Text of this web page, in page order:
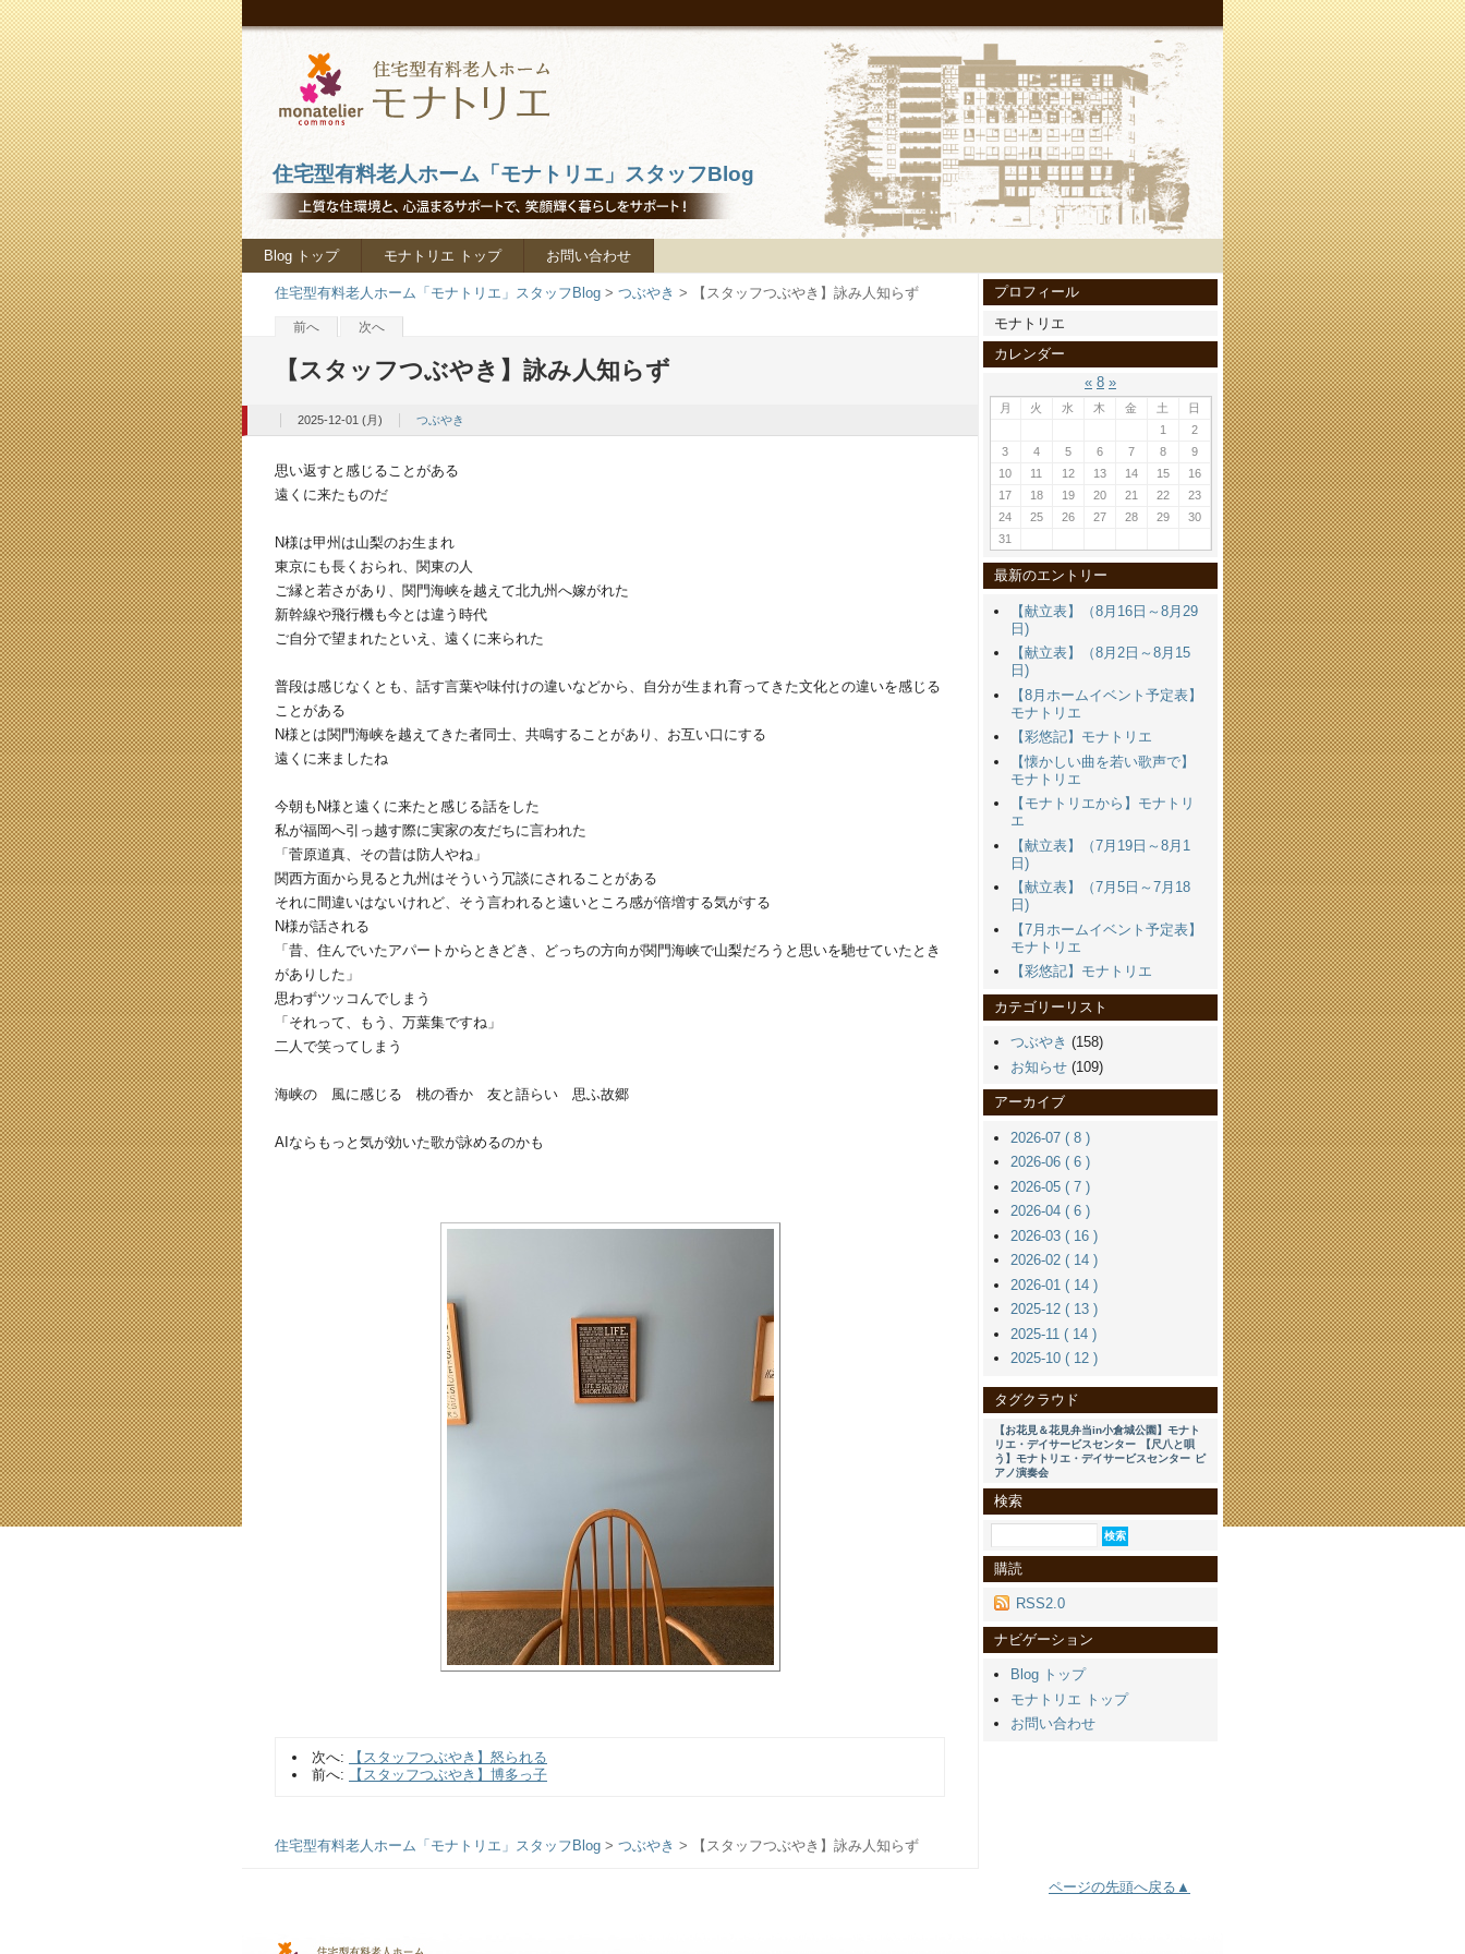
住宅型有料老人ホーム「モナトリエ」スタッフBlog
Blog トップ モナトリエ トップ お問い合わせ
住宅型有料老人ホーム「モナトリエ」スタッフBlog > つぶやき > 【スタッフつぶやき】詠み人知らず
前へ 次へ
【スタッフつぶやき】詠み人知らず
2025-12-01 (月) つぶやき
思い返すと感じることがある
遠くに来たものだ
N様は甲州は山梨のお生まれ
東京にも長くおられ、関東の人
ご縁と若さがあり、関門海峡を越えて北九州へ嫁がれた
新幹線や飛行機も今とは違う時代
ご自分で望まれたといえ、遠くに来られた
普段は感じなくとも、話す言葉や味付けの違いなどから、自分が生まれ育ってきた文化との違いを感じる
ことがある
N様とは関門海峡を越えてきた者同士、共鳴することがあり、お互い口にする
遠くに来ましたね
今朝もN様と遠くに来たと感じる話をした
私が福岡へ引っ越す際に実家の友だちに言われた
「菅原道真、その昔は防人やね」
関西方面から見ると九州はそういう冗談にされることがある
それに間違いはないけれど、そう言われると遠いところ感が倍増する気がする
N様が話される
「昔、住んでいたアパートからときどき、どっちの方向が関門海峡で山梨だろうと思いを馳せていたとき
がありした」
思わずツッコんでしまう
「それって、もう、万葉集ですね」
二人で笑ってしまう
海峡の 風に感じる 桃の香か 友と語らい 思ふ故郷
AIならもっと気が効いた歌が詠めるのかも
次へ:
【スタッフつぶやき】怒られる
前へ:
【スタッフつぶやき】博多っ子
住宅型有料老人ホーム「モナトリエ」スタッフBlog > つぶやき > 【スタッフつぶやき】詠み人知らず
プロフィール
モナトリエ
カレンダー
« 8 »
月 火 水 木 金 土
日
1
2
3
4 5 6 7 8
9
10
11 12 13 14 15
16
17
18 19 20 21 22
23
24
25 26 27 28 29
30
31
最新のエントリー
【献立表】（8月16日～8月29
日)
【献立表】（8月2日～8月15
日)
【8月ホームイベント予定表】
モナトリエ
【彩悠記】モナトリエ
【懐かしい曲を若い歌声で】
モナトリエ
【モナトリエから】モナトリ
エ
【献立表】（7月19日～8月1
日)
【献立表】（7月5日～7月18
日)
【7月ホームイベント予定表】
モナトリエ
【彩悠記】モナトリエ
カテゴリーリスト
つぶやき (158)
お知らせ (109)
アーカイブ
2026-07 ( 8 )
2026-06 ( 6 )
2026-05 ( 7 )
2026-04 ( 6 )
2026-03 ( 16 )
2026-02 ( 14 )
2026-01 ( 14 )
2025-12 ( 13 )
2025-11 ( 14 )
2025-10 ( 12 )
タグクラウド
【お花見＆花見弁当in小倉城公園】モナト
リエ・デイサービスセンター
【尺八と唄
う】モナトリエ・デイサービスセンター ピ
アノ演奏会
検索
購読
RSS2.0
ナビゲーション
Blog トップ
モナトリエ トップ
お問い合わせ
ページの先頭へ戻る▲